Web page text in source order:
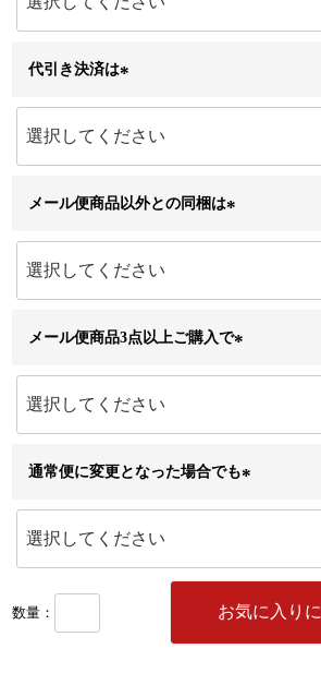
須
)
代引き決済は
須
)
メール便商品以外との同梱は
)
メール便商品3点以上ご購入で
)
通常便に変更となった場合でも
)
お気に入り